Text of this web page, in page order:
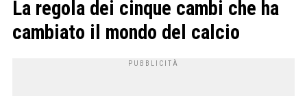
La regola dei cinque cambi che ha
cambiato il mondo del calcio